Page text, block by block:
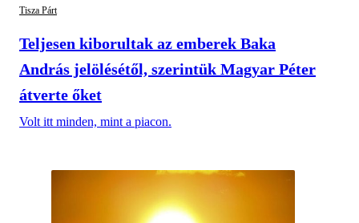
Tisza Párt
Teljesen kiborultak az emberek Baka
András jelölésétől, szerintük Magyar Péter
átverte őket
Volt itt minden, mint a piacon.